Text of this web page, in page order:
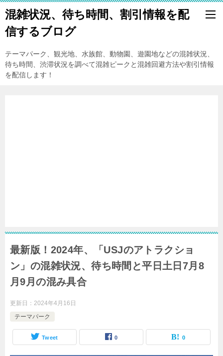
混雑状況、待ち時間、割引情報を配
信するブログ
テーマパーク、観光地、水族館、動物園、遊園地などの混雑状況、
待ち時間、渋滞状況を調べて混雑ピークと混雑回避方法や割引情報
を配信します！
最新版！2024年、「USJのアトラクショ
ン」の混雑状況、待ち時間と平日土日7月8
月9月の混み具合
更新日： 2024年4月16日
テーマパーク
Tweet 0 0